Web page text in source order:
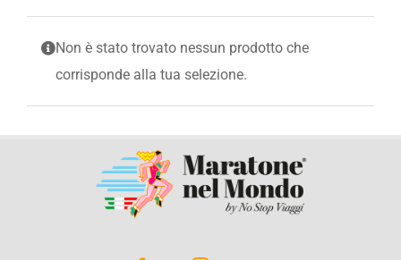
CHI SIAMO
MARATONE NEL MONDO
CALENDARIO MARATONE IN ITALIA
RICHIEDI PREVENTIVO
Non è stato trovato nessun prodotto che
corrisponde alla tua selezione.